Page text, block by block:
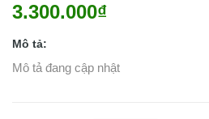
3.300.000₫
Mô tả:
Mô tả đang cập nhật